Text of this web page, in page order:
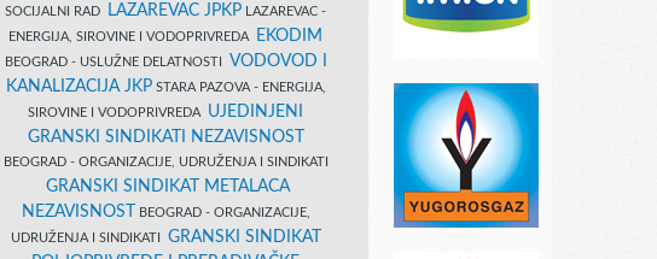
SOCIJALNI RAD
LAZAREVAC JPKP LAZAREVAC -
ENERGIJA, SIROVINE I VODOPRIVREDA
EKODIM
BEOGRAD - USLUŽNE DELATNOSTI VODOVOD I
KANALIZACIJA JKPSTARA PAZOVA - ENERGIJA,
SIROVINE I VODOPRIVREDA UJEDINJENI
GRANSKI SINDIKATI NEZAVISNOST
BEOGRAD - ORGANIZACIJE, UDRUŽENJA I SINDIKATI
GRANSKI SINDIKAT METALACA
NEZAVISNOST
BEOGRAD - ORGANIZACIJE,
UDRUŽENJA I SINDIKATI GRANSKI SINDIKAT